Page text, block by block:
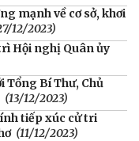
mạnh về cơ sở, khơi
12/2023)
Hội nghị Quân ủy
Tổng Bí Thư, Chủ
(13/12/2023)
tiếp xúc cử tri
(11/12/2023)